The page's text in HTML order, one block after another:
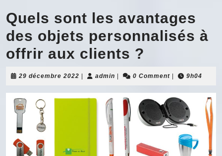
Quels sont les avantages
des objets personnalisés à
offrir aux clients ?
29 décembre 2022 29
2022
admin admin0 Comment 9h04